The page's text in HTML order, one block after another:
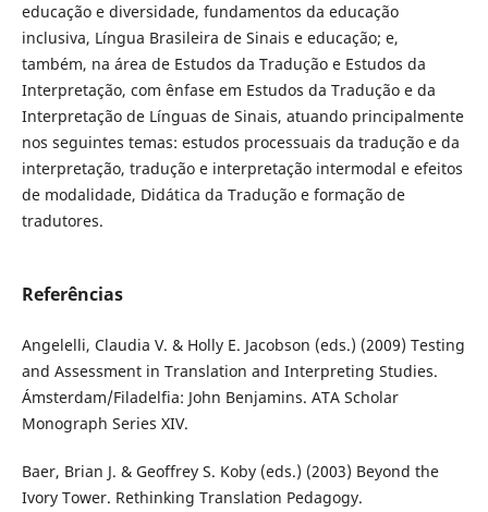
educação e diversidade, fundamentos da educação
inclusiva, Língua Brasileira de Sinais e educação; e,
também, na área de Estudos da Tradução e Estudos da
Interpretação, com ênfase em Estudos da Tradução e da
Interpretação de Línguas de Sinais, atuando principalmente
nos seguintes temas: estudos processuais da tradução e da
interpretação, tradução e interpretação intermodal e efeitos
de modalidade, Didática da Tradução e formação de
tradutores.
Referências
Angelelli, Claudia V. & Holly E. Jacobson (eds.) (2009) Testing
and Assessment in Translation and Interpreting Studies.
Ámsterdam/Filadelfia: John Benjamins. ATA Scholar
Monograph Series XIV.
Baer, Brian J. & Geoffrey S. Koby (eds.) (2003) Beyond the
Ivory Tower. Rethinking Translation Pedagogy.